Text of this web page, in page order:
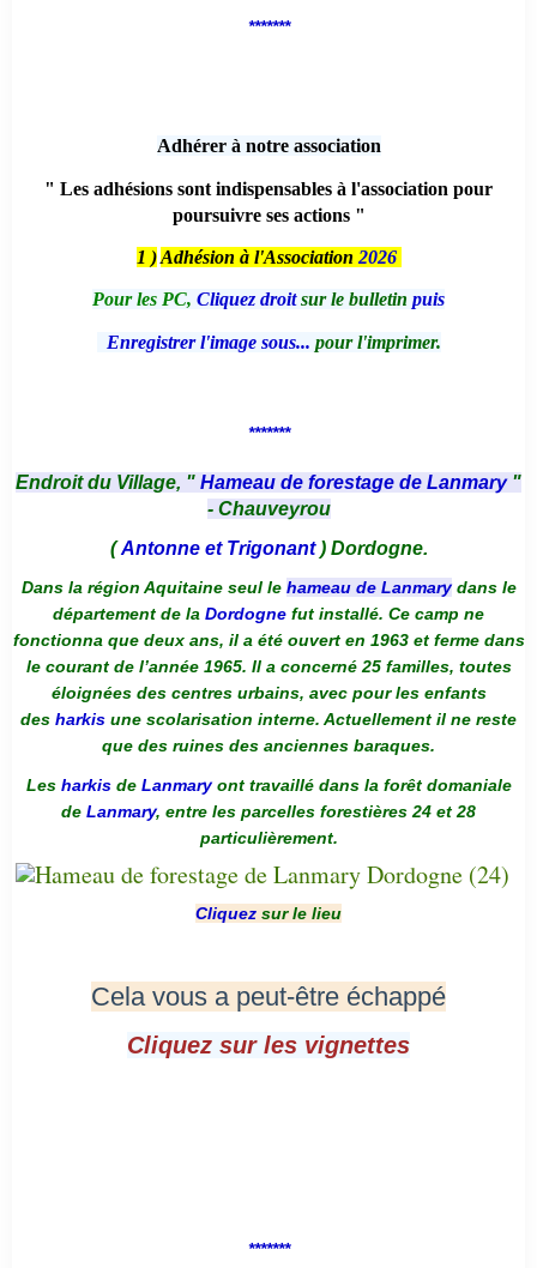
*******
Adhérer à notre association
" Les adhésions sont indispensables à l'association pour
poursuivre ses actions "
1 ) Adhésion à l'Association 2026
Pour les PC, Cliquez droitsur le bulletin puis
Enregistrer l'image sous... pour l'imprimer.
*******
Endroit du Village, " Hameau de forestage de Lanmary "
- Chauveyrou
(Antonne et Trigonant) Dordogne.
Dans la région Aquitaine seul le hameau de Lanmarydans le
département de la Dordogne fut installé. Ce camp ne
fonctionna que deux ans, il a été ouvert en 1963 et ferme dans
le courant de l’année 1965. Il a concerné 25 familles, toutes
éloignées des centres urbains, avec pour les enfants
des harkis une scolarisation interne. Actuellement il ne reste
que des ruines des anciennes baraques.
Les harkis de Lanmaryont travaillé dans la forêt domaniale
de Lanmary, entre les parcelles forestières 24 et 28
particulièrement.
Cliquez sur le lieu
Cela vous a peut-être échappé
Cliquez sur les vignettes
*******